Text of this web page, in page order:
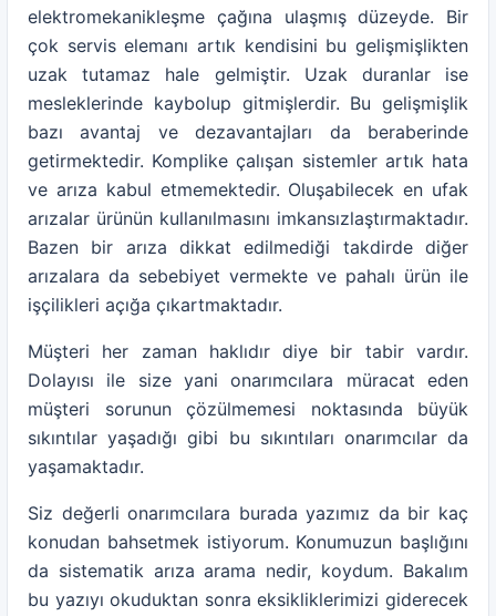
elektromekanikleşme çağına ulaşmış düzeyde. Bir
çok servis elemanı artık kendisini bu gelişmişlikten
uzak tutamaz hale gelmiştir. Uzak duranlar ise
mesleklerinde kaybolup gitmişlerdir. Bu gelişmişlik
bazı avantaj ve dezavantajları da beraberinde
getirmektedir. Komplike çalışan sistemler artık hata
ve arıza kabul etmemektedir. Oluşabilecek en ufak
arızalar ürünün kullanılmasını imkansızlaştırmaktadır.
Bazen bir arıza dikkat edilmediği takdirde diğer
arızalara da sebebiyet vermekte ve pahalı ürün ile
işçilikleri açığa çıkartmaktadır.
Müşteri her zaman haklıdır diye bir tabir vardır.
Dolayısı ile size yani onarımcılara müracat eden
müşteri sorunun çözülmemesi noktasında büyük
sıkıntılar yaşadığı gibi bu sıkıntıları onarımcılar da
yaşamaktadır.
Siz değerli onarımcılara burada yazımız da bir kaç
konudan bahsetmek istiyorum. Konumuzun başlığını
da sistematik arıza arama nedir, koydum. Bakalım
bu yazıyı okuduktan sonra eksikliklerimizi giderecek